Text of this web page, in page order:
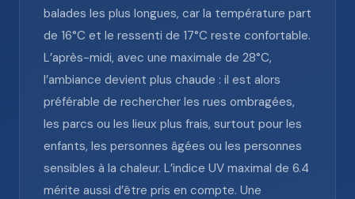
balades les plus longues, car la température part
de 16°C et le ressenti de 17°C reste confortable.
L’après-midi, avec une maximale de 28°C,
l’ambiance devient plus chaude : il est alors
préférable de rechercher les rues ombragées,
les parcs ou les lieux plus frais, surtout pour les
enfants, les personnes âgées ou les personnes
sensibles à la chaleur. L’indice UV maximal de 6.4
mérite aussi d’être pris en compte. Une